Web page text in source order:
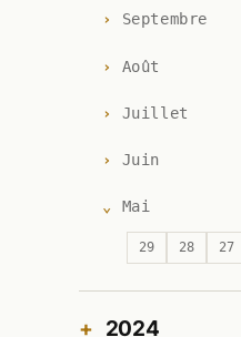
Septembre
Août
Juillet
Juin
Mai
29 28 27
2024